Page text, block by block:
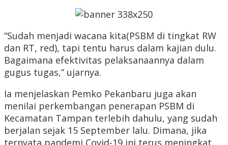
“Sudah menjadi wacana kita(PSBM di tingkat RW
dan RT, red), tapi tentu harus dalam kajian dulu.
Bagaimana efektivitas pelaksanaannya dalam
gugus tugas,” ujarnya.
Ia menjelaskan Pemko Pekanbaru juga akan
menilai perkembangan penerapan PSBM di
Kecamatan Tampan terlebih dahulu, yang sudah
berjalan sejak 15 September lalu. Dimana, jika
ternyata pandemi Covid-19 ini terus meningkat,